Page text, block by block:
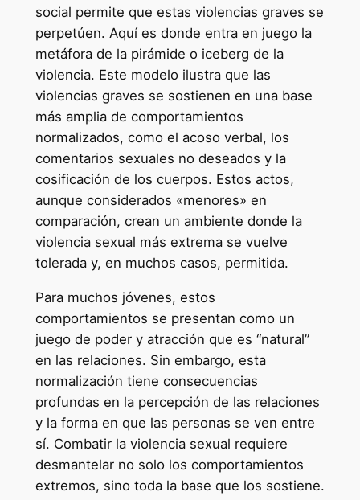
social permite que estas violencias graves se
perpetúen. Aquí es donde entra en juego la
metáfora de la pirámide o iceberg de la
violencia. Este modelo ilustra que las
violencias graves se sostienen en una base
más amplia de comportamientos
normalizados, como el acoso verbal, los
comentarios sexuales no deseados y la
cosificación de los cuerpos. Estos actos,
aunque considerados «menores» en
comparación, crean un ambiente donde la
violencia sexual más extrema se vuelve
tolerada y, en muchos casos, permitida.
Para muchos jóvenes, estos
comportamientos se presentan como un
juego de poder y atracción que es “natural”
en las relaciones. Sin embargo, esta
normalización tiene consecuencias
profundas en la percepción de las relaciones
y la forma en que las personas se ven entre
sí. Combatir la violencia sexual requiere
desmantelar no solo los comportamientos
extremos, sino toda la base que los sostiene.